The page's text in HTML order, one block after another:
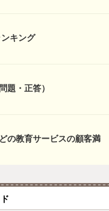
キング
題・正答）
の教育サービスの顧客満